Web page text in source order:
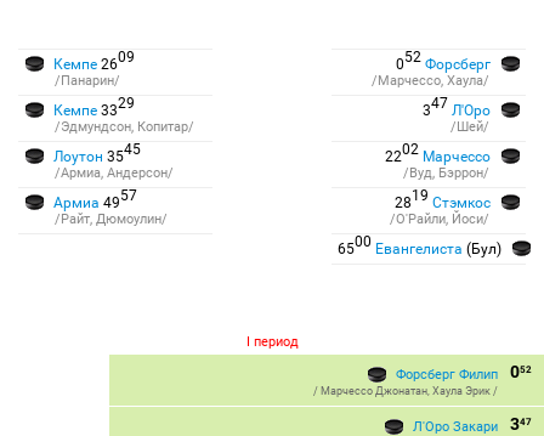
Кемпе 2609
/Панарин/
Кемпе 3329
/Эдмундсон, Копитар/
Лоутон 3545
/Армиа, Андерсон/
Армиа 4957
/Райт, Дюмоулин/
052 Форсберг
/Марчессо, Хаула/
347 Л'Оро
/Шей/
2202 Марчессо
/Вуд, Бэррон/
2819 Стэмкос
/О'Райли, Йоси/
6500 Евангелиста (Бул)
I период
052
Форсберг Филип
/ Марчессо Джонатан, Хаула Эрик /
347
Л'Оро Закари